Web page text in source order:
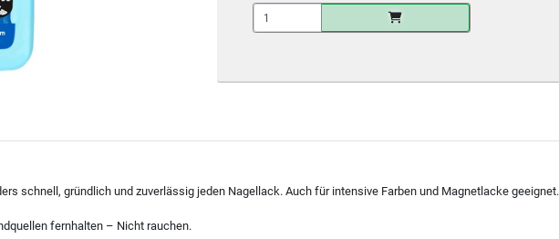
schnell, gründlich und zuverlässig jeden Nagellack. Auch für intensive Farben und Magnetlacke geeignet.
fernhalten – Nicht rauchen.